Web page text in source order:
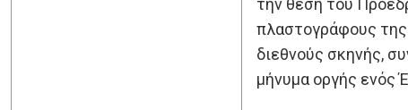
την θέση του
πλαστογράφους της
διεθνούς σκηνής,
μήνυμα οργής ενός